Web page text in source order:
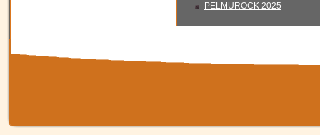
PELMUROCK 2025